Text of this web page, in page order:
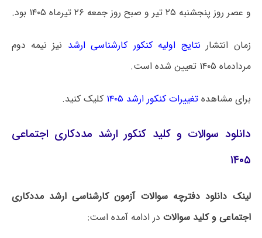
و عصر روز پنجشنبه ۲۵ تیر و صبح روز جمعه ۲۶ تیرماه ۱۴۰۵ بود.
زمان انتشار نتایج اولیه کنکور کارشناسی ارشد نیز نیمه دوم
مردادماه ۱۴۰۵ تعیین شده است.
برای مشاهدهتغییرات کنکور ارشد ۱۴۰۵ کلیک کنید.
دانلود سوالات و کلید کنکور ارشد مددکاری اجتماعی
۱۴۰۵
لینک دانلود دفترچه سوالات آزمون کارشناسی ارشد مددکاری
اجتماعی و کلید سوالات در ادامه آمده است: